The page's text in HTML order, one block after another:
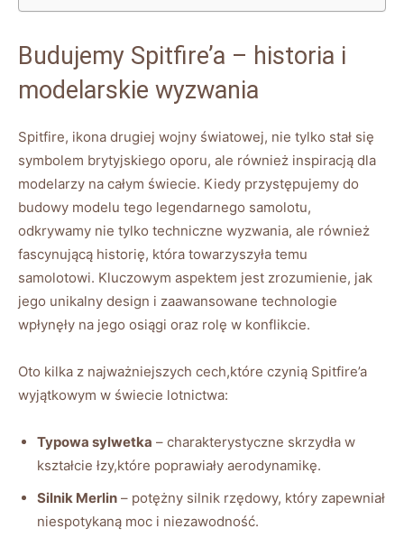
Budujemy Spitfire’a – historia i
modelarskie wyzwania
Spitfire, ikona drugiej wojny światowej, nie tylko stał się
symbolem brytyjskiego oporu, ale również inspiracją dla
modelarzy na całym świecie. Kiedy przystępujemy do
budowy modelu tego legendarnego samolotu,
odkrywamy nie tylko techniczne wyzwania, ale również
fascynującą historię, która towarzyszyła temu
samolotowi. Kluczowym aspektem jest zrozumienie, jak
jego unikalny design i zaawansowane technologie
wpłynęły na jego osiągi oraz rolę w konflikcie.
Oto kilka z najważniejszych cech,które czynią Spitfire’a
wyjątkowym w świecie lotnictwa:
Typowa sylwetka – charakterystyczne skrzydła w
kształcie łzy,które poprawiały aerodynamikę.
Silnik Merlin – potężny silnik rzędowy, który zapewniał
niespotykaną moc i niezawodność.